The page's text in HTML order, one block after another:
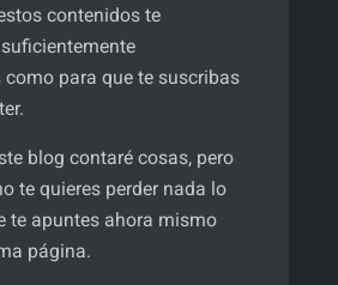
contenidos te
como para que te suscribas
blog contaré cosas, pero
te quieres perder nada lo
te apuntes ahora mismo
página.